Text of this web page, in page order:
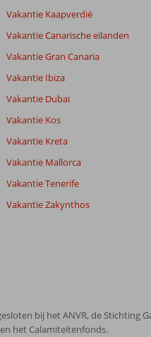
Eten
8,0
Kamers
Wifi kwaliteit
Alle
Vakantie Kaapverdië
Vakantie Canarische eilanden
Vakantie Gran Canaria
Vakantie Ibiza
Vakantie Dubai
Vakantie Kos
Vakantie Kreta
Vakantie Mallorca
Vakantie Tenerife
Vakantie Zakynthos
bij het ANVR, de Stichting
en het Calamiteitenfonds.